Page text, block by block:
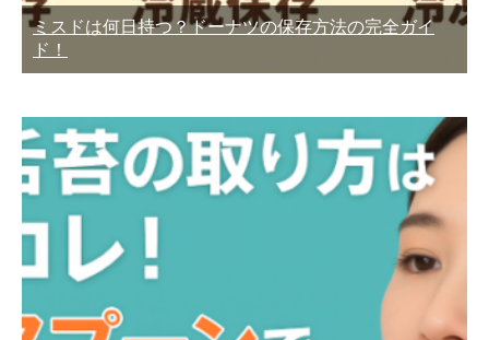
ミスドは何日持つ？ドーナツの保存方法の完全ガイ
ド！